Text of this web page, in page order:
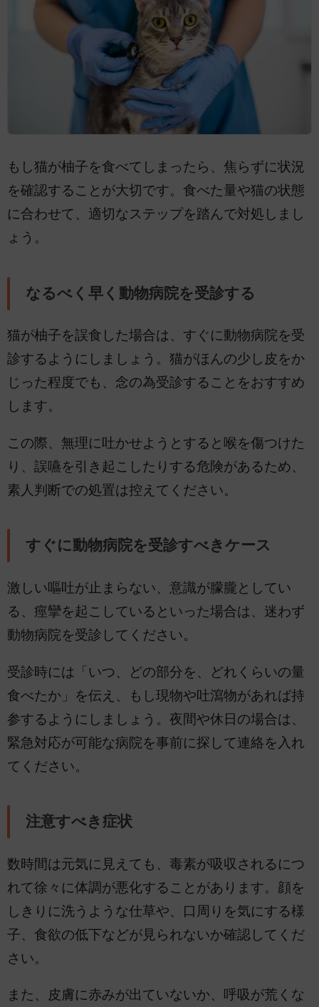
もし猫が柚子を食べてしまったら、焦らずに状況
を確認することが大切です。食べた量や猫の状態
に合わせて、適切なステップを踏んで対処しまし
ょう。
なるべく早く動物病院を受診する
猫が柚子を誤食した場合は、すぐに動物病院を受
診するようにしましょう。猫がほんの少し皮をか
じった程度でも、念の為受診することをおすすめ
します。
この際、無理に吐かせようとすると喉を傷つけた
り、誤嚥を引き起こしたりする危険があるため、
素人判断での処置は控えてください。
すぐに動物病院を受診すべきケース
激しい嘔吐が止まらない、意識が朦朧としてい
る、痙攣を起こしているといった場合は、迷わず
動物病院を受診してください。
受診時には「いつ、どの部分を、どれくらいの量
食べたか」を伝え、もし現物や吐瀉物があれば持
参するようにしましょう。夜間や休日の場合は、
緊急対応が可能な病院を事前に探して連絡を入れ
てください。
注意すべき症状
数時間は元気に見えても、毒素が吸収されるにつ
れて徐々に体調が悪化することがあります。顔を
しきりに洗うような仕草や、口周りを気にする様
子、食欲の低下などが見られないか確認してくだ
さい。
また、皮膚に赤みが出ていないか、呼吸が荒くな